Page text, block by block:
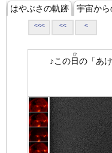
はやぶさの軌跡 宇宙か
<<< << <
♪この日
ひ
の「あけ